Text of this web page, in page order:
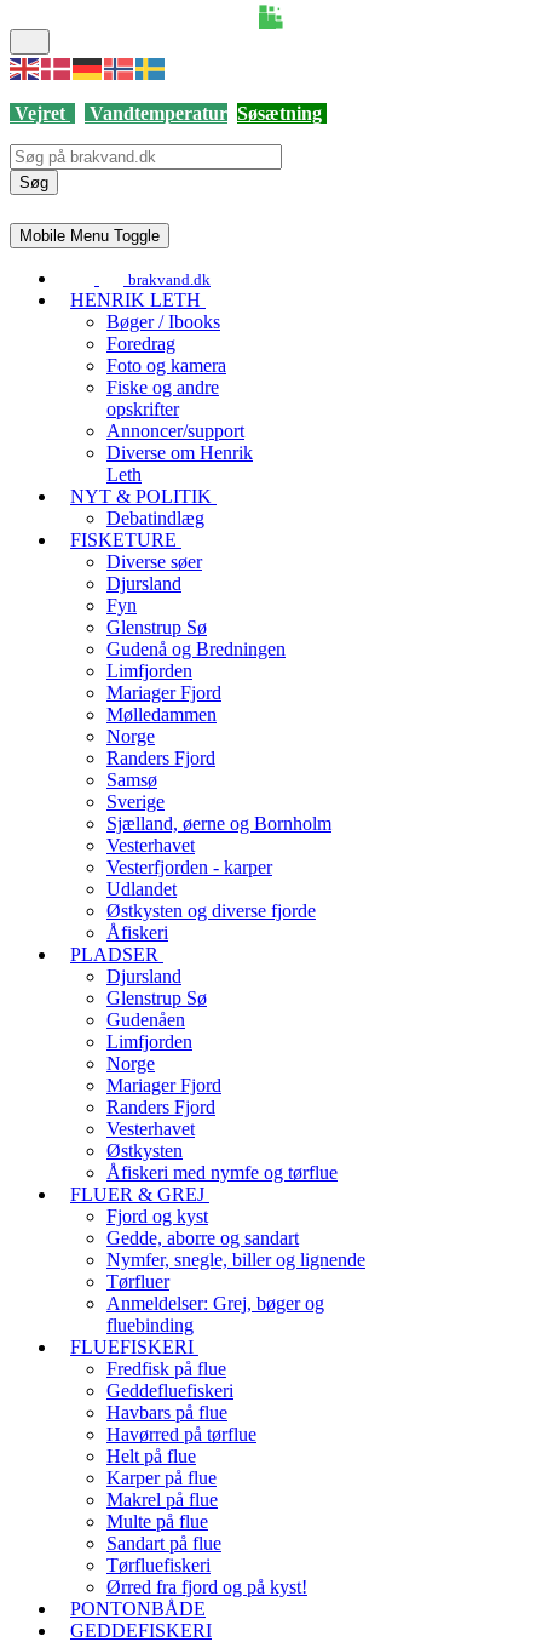
Vejret Vandtemperatur Søsætning
Søg
Mobile Menu Toggle
brakvand.dk
HENRIK LETH
Bøger / Ibooks
Foredrag
Foto og kamera
Fiske og andre
opskrifter
Annoncer/support
Diverse om Henrik
Leth
NYT & POLITIK
Debatindlæg
FISKETURE
Diverse søer
Djursland
Fyn
Glenstrup Sø
Gudenå og Bredningen
Limfjorden
Mariager Fjord
Mølledammen
Norge
Randers Fjord
Samsø
Sverige
Sjælland, øerne og Bornholm
Vesterhavet
Vesterfjorden - karper
Udlandet
Østkysten og diverse fjorde
Åfiskeri
PLADSER
Djursland
Glenstrup Sø
Gudenåen
Limfjorden
Norge
Mariager Fjord
Randers Fjord
Vesterhavet
Østkysten
Åfiskeri med nymfe og tørflue
FLUER & GREJ
Fjord og kyst
Gedde, aborre og sandart
Nymfer, snegle, biller og lignende
Tørfluer
Anmeldelser: Grej, bøger og
fluebinding
FLUEFISKERI
Fredfisk på flue
Geddefluefiskeri
Havbars på flue
Havørred på tørflue
Helt på flue
Karper på flue
Makrel på flue
Multe på flue
Sandart på flue
Tørfluefiskeri
Ørred fra fjord og på kyst!
PONTONBÅDE
GEDDEFISKERI